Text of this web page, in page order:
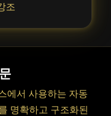
조
에서 사용하는 자동
명확하고 구조화된